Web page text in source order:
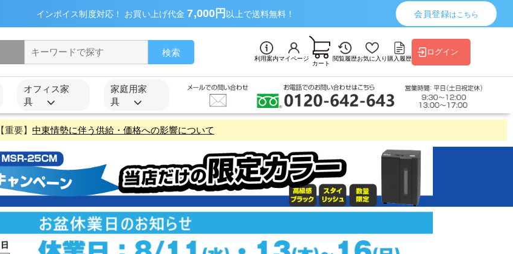
インボイス制度対応！ お買い上げ代金7,000円 以上で送料無料！ 会員登録はこちら
検索
利用案内マイページ
カート
閲覧履歴お気に入り購入履歴
ログイン
オフィス家
具
家庭用家
具
【重要】 中東情勢に伴う供給・価格への影響について